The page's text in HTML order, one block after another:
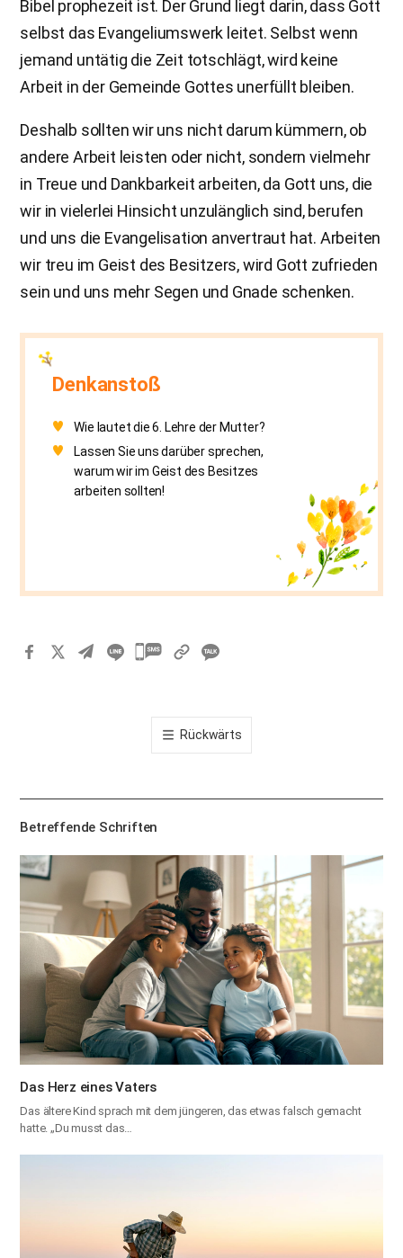
Bibel prophezeit ist. Der Grund liegt darin, dass Gott
selbst das Evangeliumswerk leitet. Selbst wenn
jemand untätig die Zeit totschlägt, wird keine
Arbeit in der Gemeinde Gottes unerfüllt bleiben.
Deshalb sollten wir uns nicht darum kümmern, ob
andere Arbeit leisten oder nicht, sondern vielmehr
in Treue und Dankbarkeit arbeiten, da Gott uns, die
wir in vielerlei Hinsicht unzulänglich sind, berufen
und uns die Evangelisation anvertraut hat. Arbeiten
wir treu im Geist des Besitzers, wird Gott zufrieden
sein und uns mehr Segen und Gnade schenken.
Denkanstoß
Wie lautet die 6. Lehre der Mutter?
Lassen Sie uns darüber sprechen,
warum wir im Geist des Besitzes
arbeiten sollten!
카
톡
공
기
Rückwärts
Betreffende Schriften
Das Herz eines Vaters
Das ältere Kind sprach mit dem jüngeren, das etwas falsch gemacht
hatte. „Du musst das…